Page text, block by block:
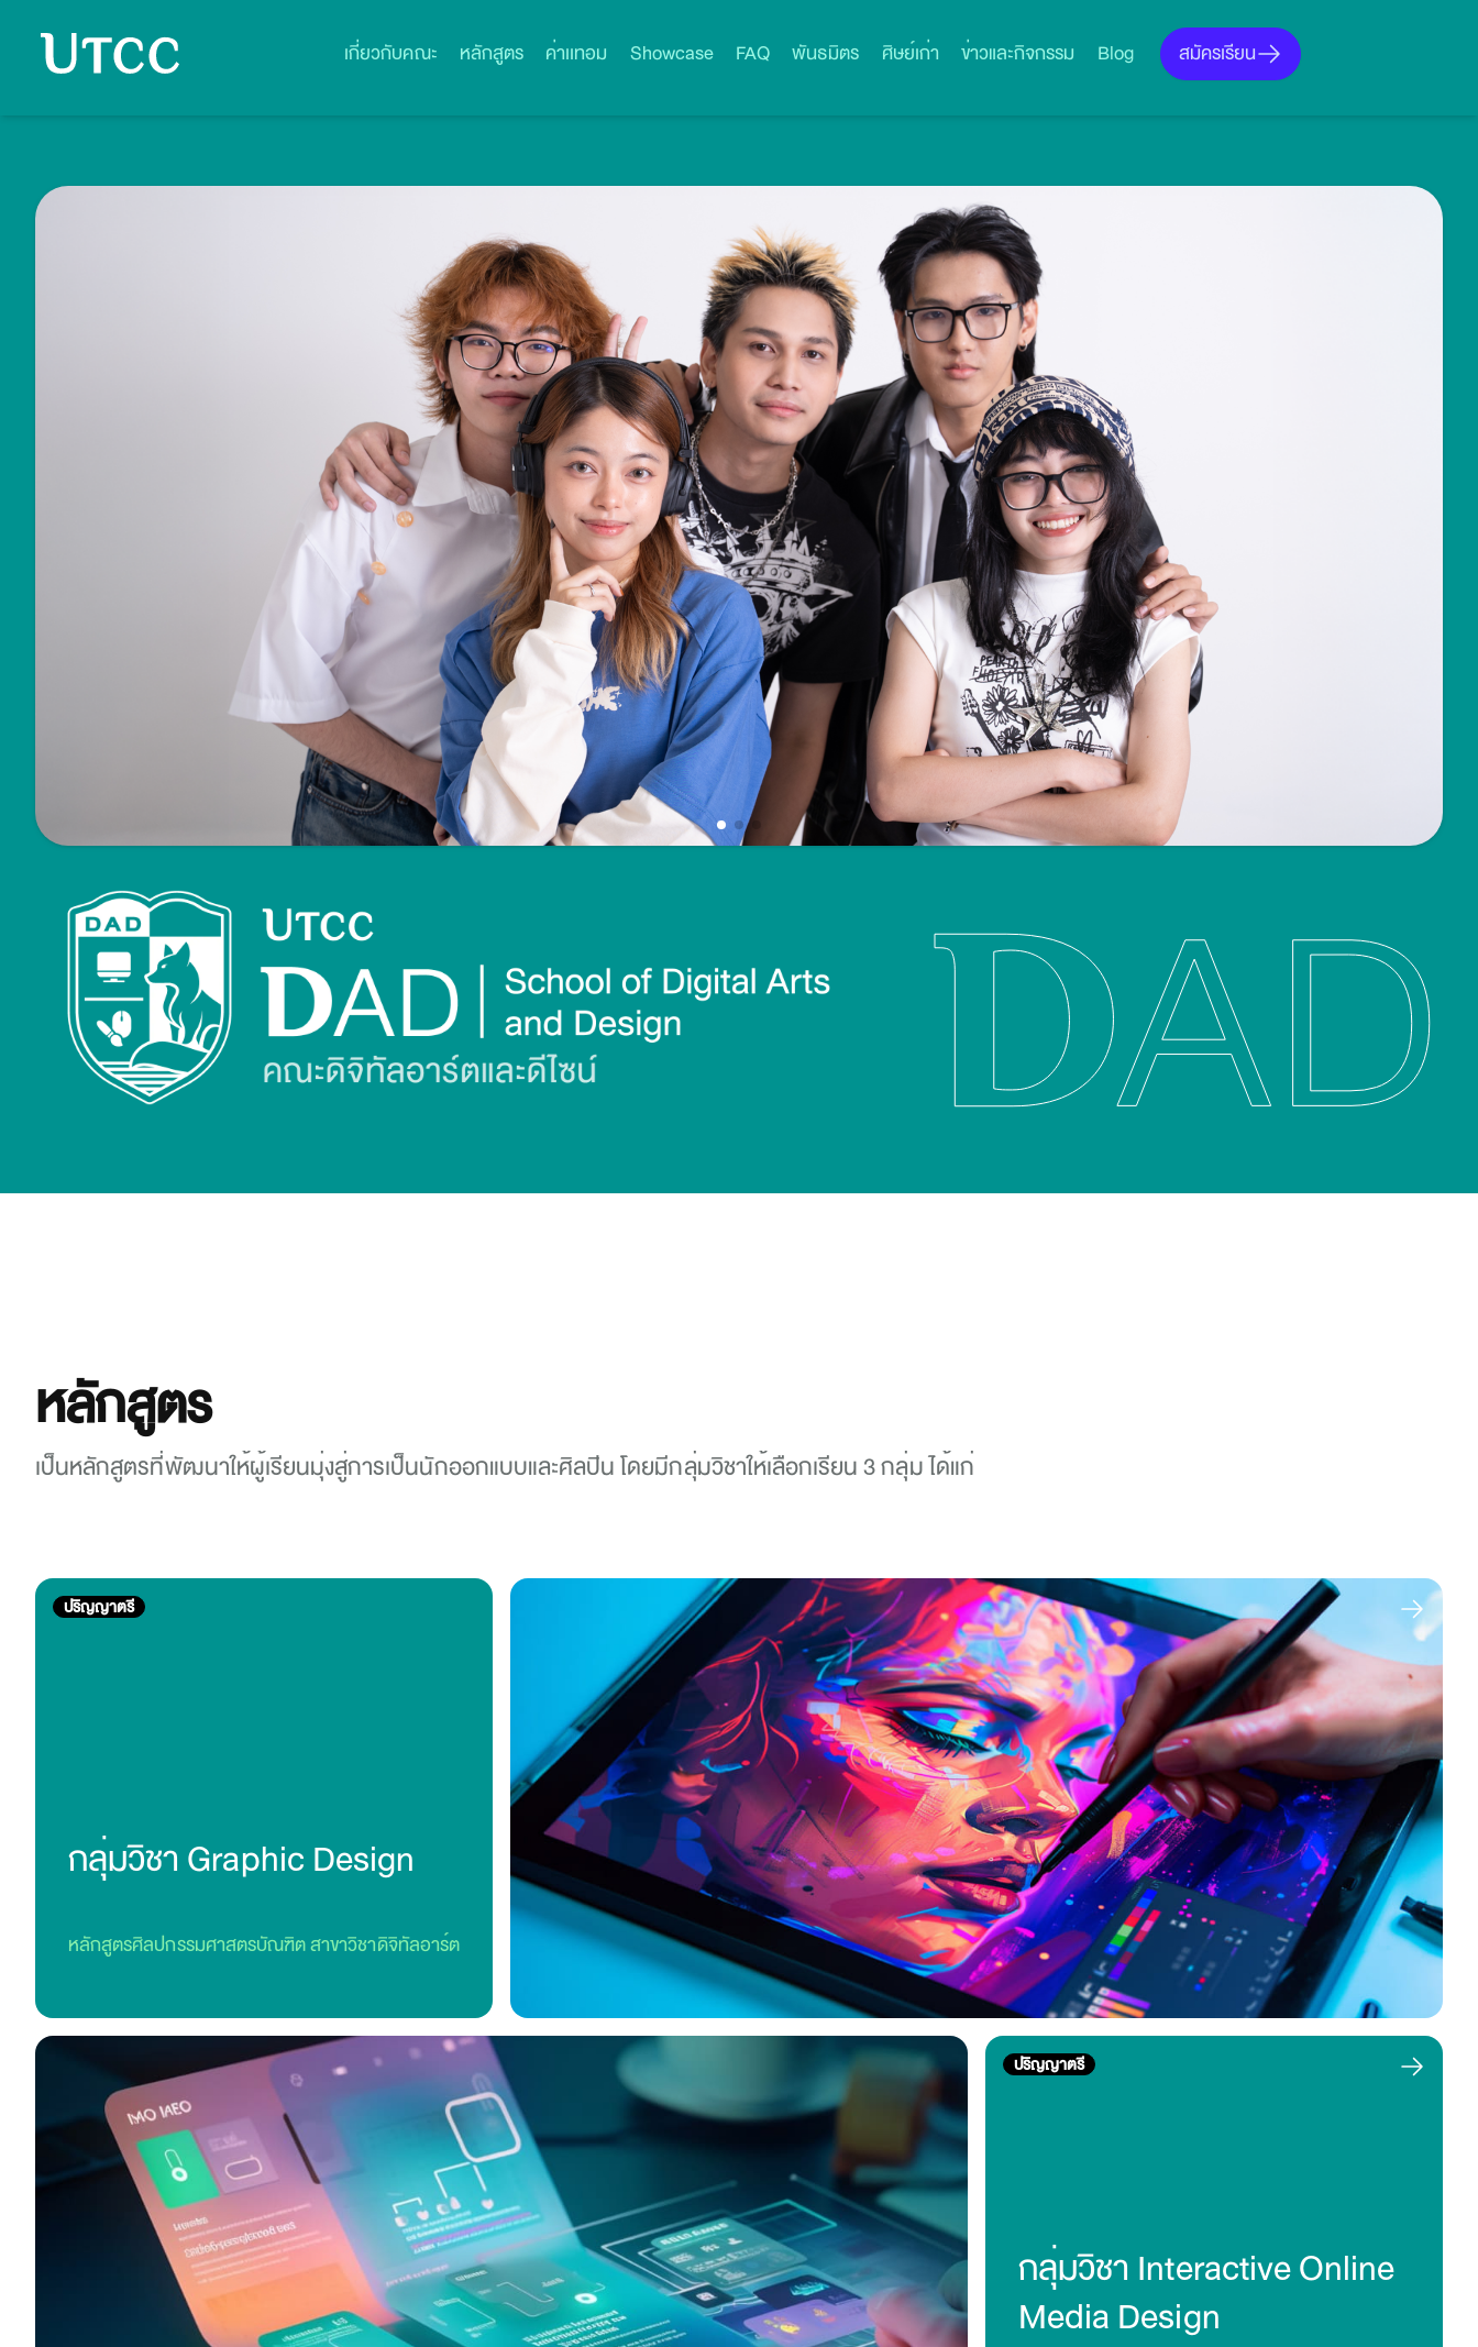
เกี่ยวกับคณะ หลักสูตร ค่าเเทอม Showcase FAQ พันธมิตร ศิษย์เก่า ข่าวและกิจกรรม Blog สมัครเรียน
หลักสูตร
เป็นหลักสูตรที่พัฒนาให้ผู้เรียนมุ่งสู่การเป็นนักออกแบบและศิลปิน โดยมีกลุ่มวิชาให้เลือกเรียน 3 กลุ่ม ได้แก่
ปริญญาตรี
กลุ่มวิชา Graphic Design
หลักสูตรศิลปกรรมศาสตรบัณฑิต สาขาวิชาดิจิทัลอาร์ต
ปริญญาตรี
กลุ่มวิชา Interactive Online
Media Design